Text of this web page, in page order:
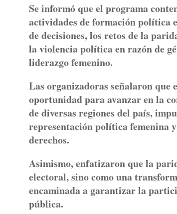
Se informó que el programa
actividades de formación política
de decisiones, los retos de la
la violencia política en razón de
liderazgo femenino.
Las organizadoras señalaron
oportunidad para avanzar en la
de diversas regiones del país,
representación política femenina
derechos.
Asimismo, enfatizaron que la
electoral, sino como una
encaminada a garantizar la
pública.